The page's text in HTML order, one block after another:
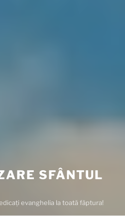
SFÂNTUL
evanghelia la toată făptura!